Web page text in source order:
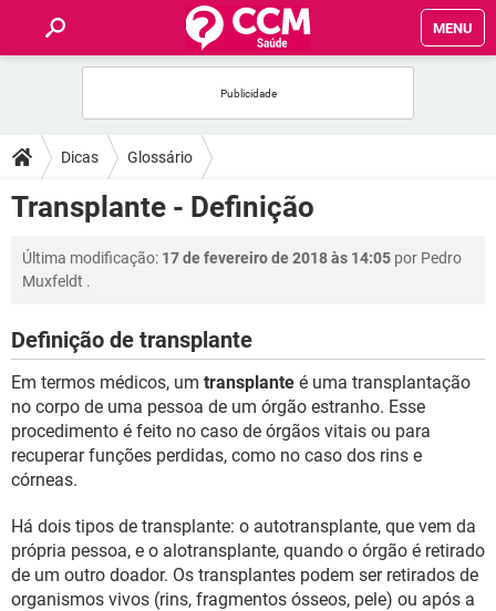
MENU
FÓRUM
SAÚDE
FAMÍLIA
SEXUALIDADE
GLOSSÁRIO
Dicas Glossário
Transplante - Definição
Última modificação: 17 de fevereiro de 2018 às 14:05 por Pedro
Muxfeldt .
Definição de transplante
Em termos médicos, um transplante é uma transplantação
no corpo de uma pessoa de um órgão estranho. Esse
procedimento é feito no caso de órgãos vitais ou para
recuperar funções perdidas, como no caso dos rins e
córneas.
Há dois tipos de transplante: o autotransplante, que vem da
própria pessoa, e o alotransplante, quando o órgão é retirado
de um outro doador. Os transplantes podem ser retirados de
organismos vivos (rins, fragmentos ósseos, pele) ou após a